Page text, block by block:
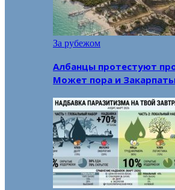
За рубежом
Албанцы протестуют
Может пора и